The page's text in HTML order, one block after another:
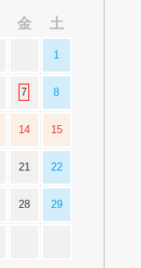
金 土
1
7 8
14 15
21 22
28 29